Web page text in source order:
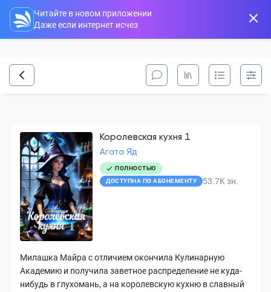
Читайте в новом приложении
Даже если интернет исчез
Королевская кухня 1
Агата Яд
ПОЛНОСТЬЮ
ДОСТУПНА ПО АБОНЕМЕНТУ
53.7K зн.
Милашка Майра с отличием окончила Кулинарную
Академию и получила заветное распределение не куда-
нибудь в глухомань, а на королевскую кухню в славный